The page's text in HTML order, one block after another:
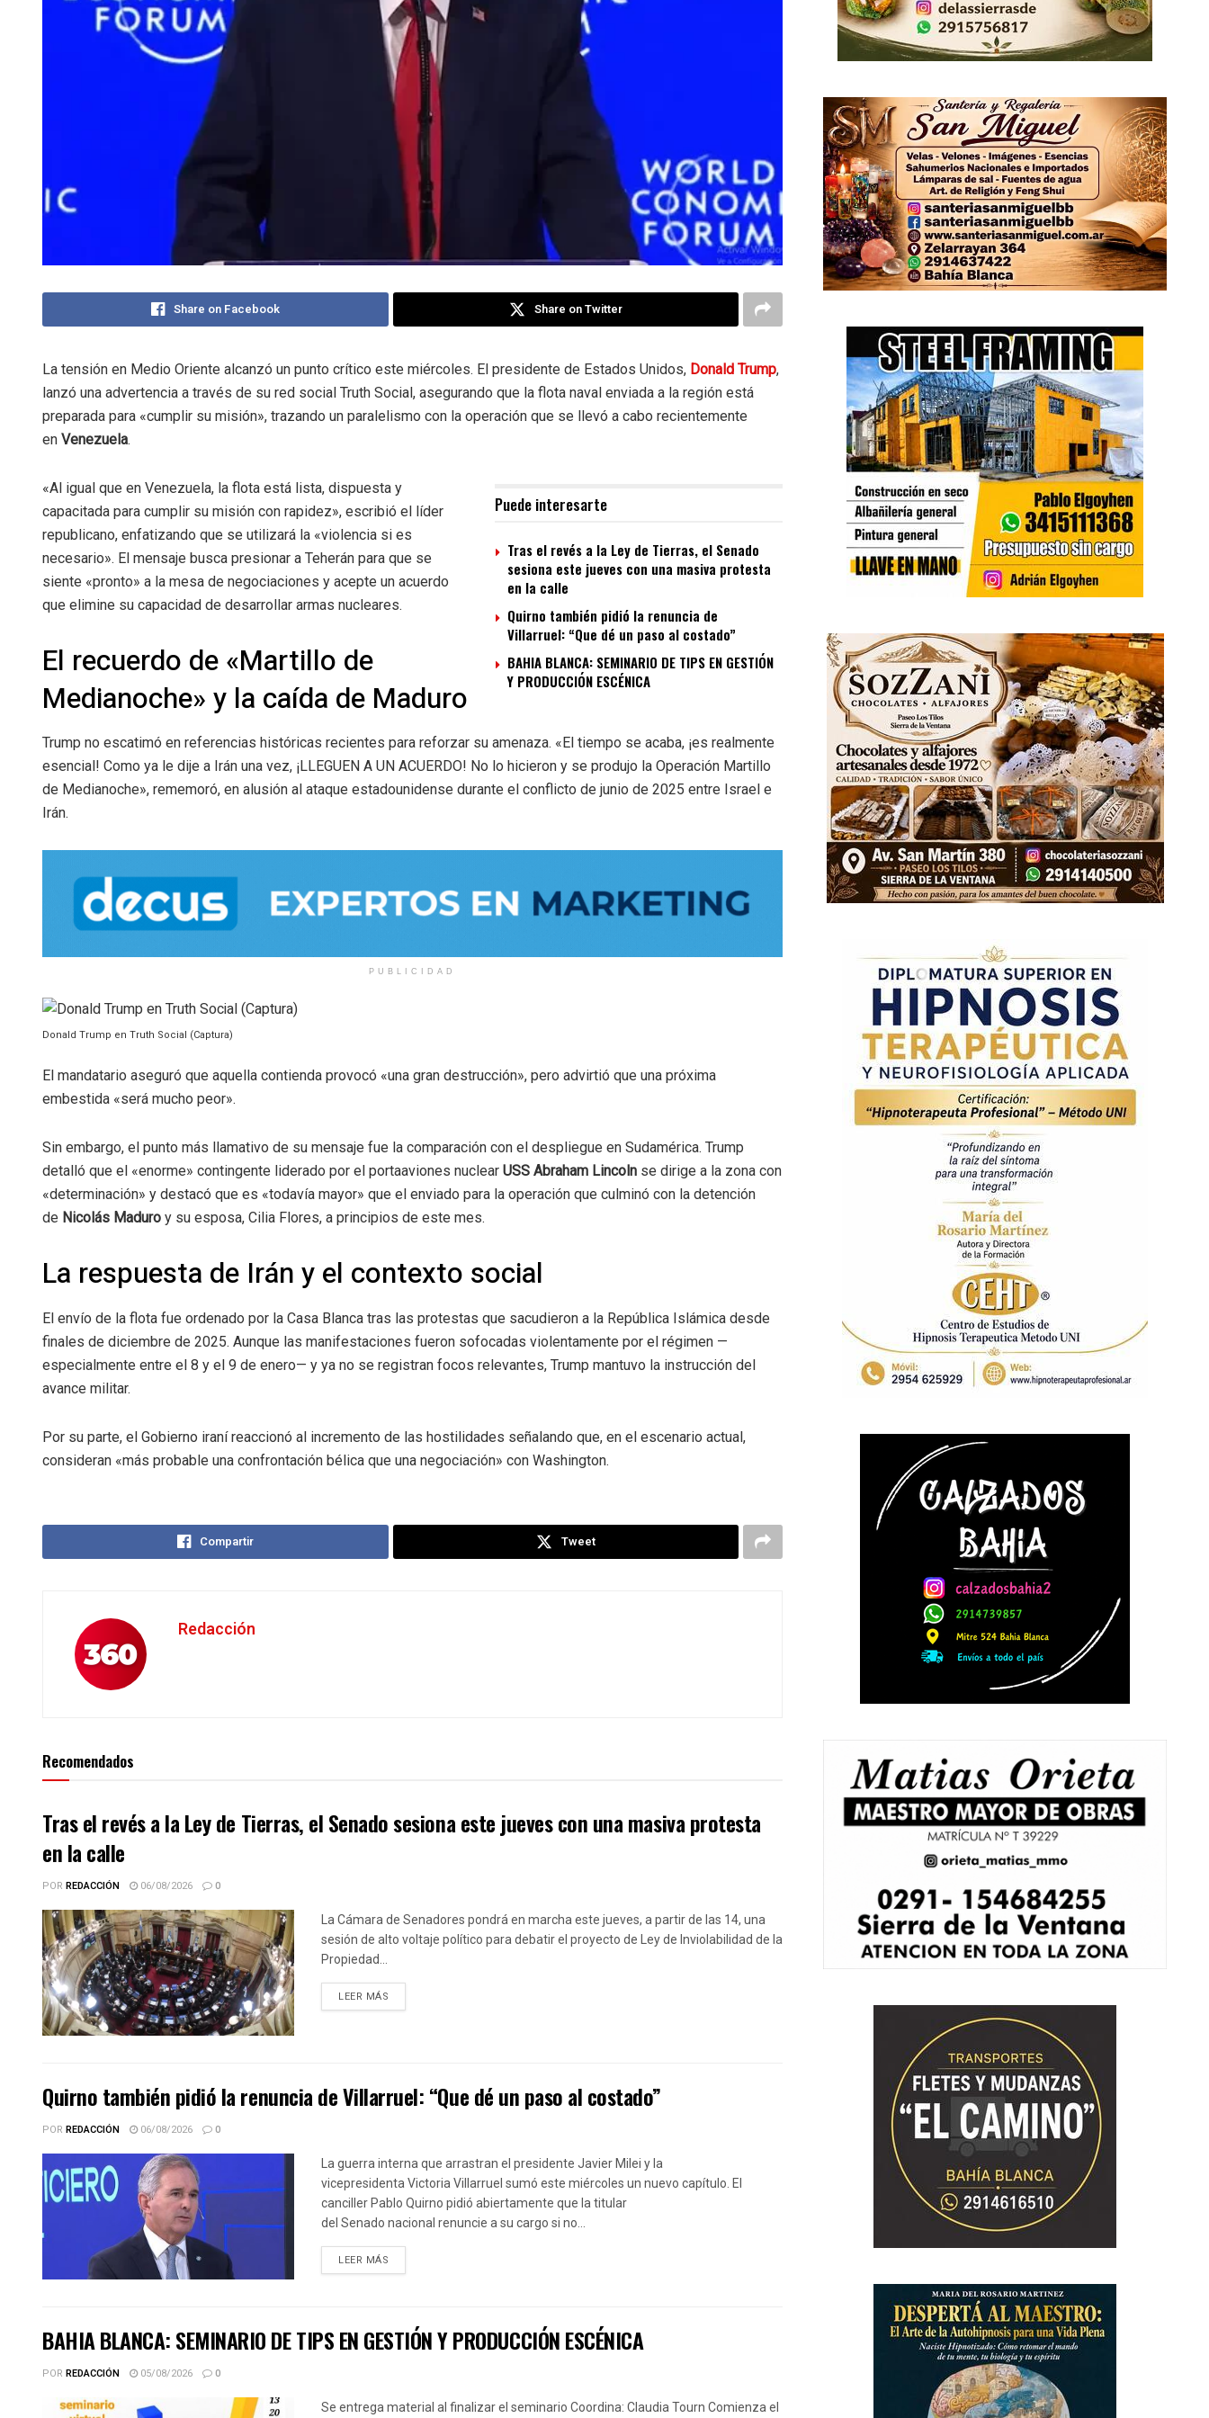
Share on Facebook Share on Twitter
La tensión en Medio Oriente alcanzó un punto crítico este miércoles. El presidente de Estados Unidos, Donald Trump,
lanzó una advertencia a través de su red social Truth Social, asegurando que la flota naval enviada a la región está
preparada para «cumplir su misión», trazando un paralelismo con la operación que se llevó a cabo recientemente
en Venezuela.
Puede interesarte
Tras el revés a la Ley de Tierras, el Senado
sesiona este jueves con una masiva protesta
en la calle
Quirno también pidió la renuncia de
Villarruel: “Que dé un paso al costado”
BAHIA BLANCA: SEMINARIO DE TIPS EN GESTIÓN
Y PRODUCCIÓN ESCÉNICA
«Al igual que en Venezuela, la flota está lista, dispuesta y
capacitada para cumplir su misión con rapidez», escribió el líder
republicano, enfatizando que se utilizará la «violencia si es
necesario». El mensaje busca presionar a Teherán para que se
siente «pronto» a la mesa de negociaciones y acepte un acuerdo
que elimine su capacidad de desarrollar armas nucleares.
El recuerdo de «Martillo de
Medianoche» y la caída de Maduro
Trump no escatimó en referencias históricas recientes para reforzar su amenaza. «El tiempo se acaba, ¡es realmente
esencial! Como ya le dije a Irán una vez, ¡LLEGUEN A UN ACUERDO! No lo hicieron y se produjo la Operación Martillo
de Medianoche», rememoró, en alusión al ataque estadounidense durante el conflicto de junio de 2025 entre Israel e
Irán.
PUBLICIDAD
Donald Trump en Truth Social (Captura)
El mandatario aseguró que aquella contienda provocó «una gran destrucción», pero advirtió que una próxima
embestida «será mucho peor».
Sin embargo, el punto más llamativo de su mensaje fue la comparación con el despliegue en Sudamérica. Trump
detalló que el «enorme» contingente liderado por el portaaviones nuclear USS Abraham Lincoln se dirige a la zona con
«determinación» y destacó que es «todavía mayor» que el enviado para la operación que culminó con la detención
de Nicolás Maduro y su esposa, Cilia Flores, a principios de este mes.
La respuesta de Irán y el contexto social
El envío de la flota fue ordenado por la Casa Blanca tras las protestas que sacudieron a la República Islámica desde
finales de diciembre de 2025. Aunque las manifestaciones fueron sofocadas violentamente por el régimen —
especialmente entre el 8 y el 9 de enero— y ya no se registran focos relevantes, Trump mantuvo la instrucción del
avance militar.
Por su parte, el Gobierno iraní reaccionó al incremento de las hostilidades señalando que, en el escenario actual,
consideran «más probable una confrontación bélica que una negociación» con Washington.
Compartir Tweet
Redacción
Recomendados
Tras el revés a la Ley de Tierras, el Senado sesiona este jueves con una masiva protesta
en la calle
POR REDACCIÓN 06/08/2026 0
La Cámara de Senadores pondrá en marcha este jueves, a partir de las 14, una
sesión de alto voltaje político para debatir el proyecto de Ley de Inviolabilidad de la
Propiedad...
LEER MÁS
Quirno también pidió la renuncia de Villarruel: “Que dé un paso al costado”
POR REDACCIÓN 06/08/2026 0
La guerra interna que arrastran el presidente Javier Milei y la
vicepresidenta Victoria Villarruel sumó este miércoles un nuevo capítulo. El
canciller Pablo Quirno pidió abiertamente que la titular
del Senado nacional renuncie a su cargo si no...
LEER MÁS
BAHIA BLANCA: SEMINARIO DE TIPS EN GESTIÓN Y PRODUCCIÓN ESCÉNICA
POR REDACCIÓN 05/08/2026 0
Se entrega material al finalizar el seminario Coordina: Claudia Tourn Comienza el